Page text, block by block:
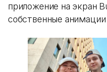
приложение на экран
собственные